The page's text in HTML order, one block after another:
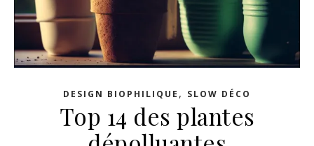
DESIGN BIOPHILIQUE , SLOW DÉCO
Top 14 des plantes